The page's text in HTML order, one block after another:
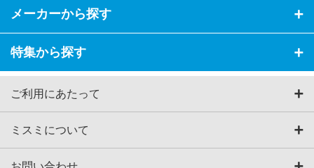
メーカーから探す
特集から探す
ご利用にあたって
ミスミについて